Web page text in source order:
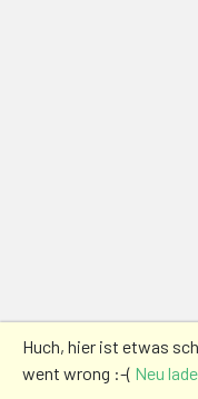
Huch, hier ist etwas
went wrong :-( Neu